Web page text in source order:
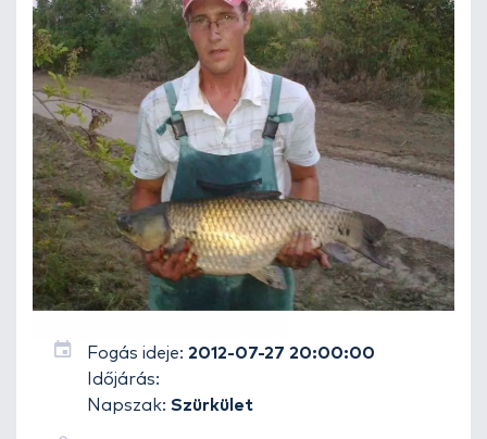
Fogás ideje: 2012-07-27 20:00:00
Időjárás:
Napszak: Szürkület